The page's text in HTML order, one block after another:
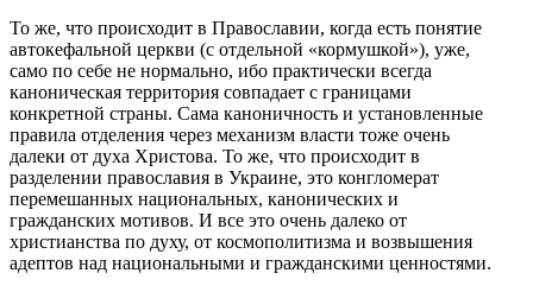
То же, что происходит в Православии, когда есть понятие
автокефальной церкви (с отдельной «кормушкой»), уже,
само по себе не нормально, ибо практически всегда
каноническая территория совпадает с границами
конкретной страны. Сама каноничность и установленные
правила отделения через механизм власти тоже очень
далеки от духа Христова. То же, что происходит в
разделении православия в Украине, это конгломерат
перемешанных национальных, канонических и
гражданских мотивов. И все это очень далеко от
христианства по духу, от космополитизма и возвышения
адептов над национальными и гражданскими ценностями.